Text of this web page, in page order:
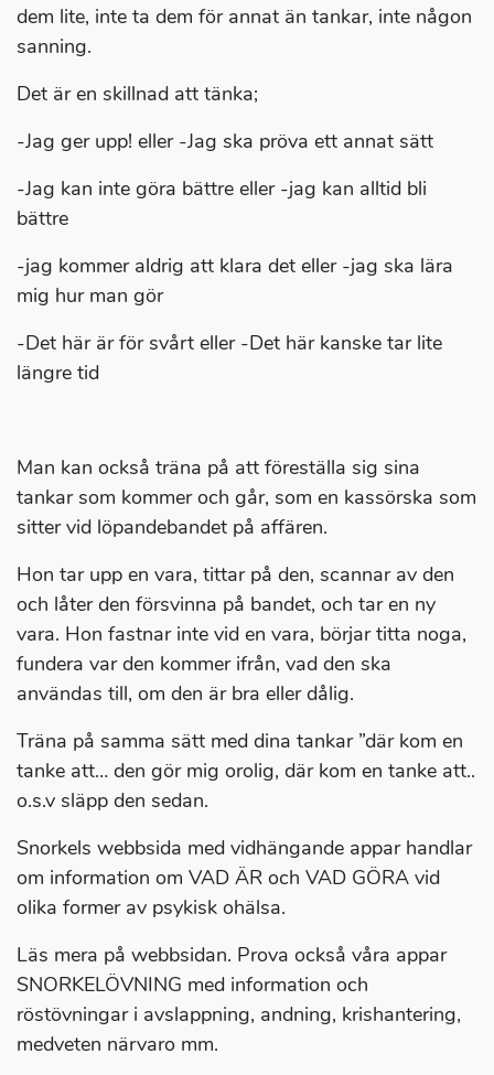
dem lite, inte ta dem för annat än tankar, inte någon
sanning.
Det är en skillnad att tänka;
-Jag ger upp! eller -Jag ska pröva ett annat sätt
-Jag kan inte göra bättre eller -jag kan alltid bli
bättre
-jag kommer aldrig att klara det eller -jag ska lära
mig hur man gör
-Det här är för svårt eller -Det här kanske tar lite
längre tid
Man kan också träna på att föreställa sig sina
tankar som kommer och går, som en kassörska som
sitter vid löpandebandet på affären.
Hon tar upp en vara, tittar på den, scannar av den
och låter den försvinna på bandet, och tar en ny
vara. Hon fastnar inte vid en vara, börjar titta noga,
fundera var den kommer ifrån, vad den ska
användas till, om den är bra eller dålig.
Träna på samma sätt med dina tankar ”där kom en
tanke att… den gör mig orolig, där kom en tanke att..
o.s.v släpp den sedan.
Snorkels webbsida med vidhängande appar handlar
om information om VAD ÄR och VAD GÖRA vid
olika former av psykisk ohälsa.
Läs mera på webbsidan. Prova också våra appar
SNORKELÖVNING med information och
röstövningar i avslappning, andning, krishantering,
medveten närvaro mm.